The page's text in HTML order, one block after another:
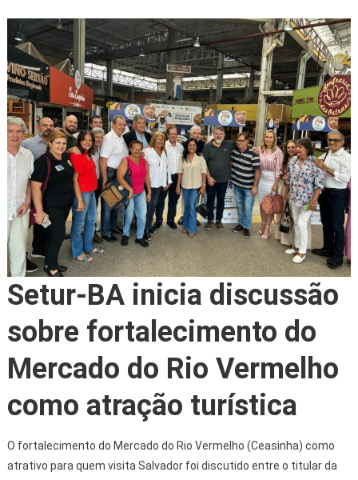
Setur-BA inicia discussão
sobre fortalecimento do
Mercado do Rio Vermelho
como atração turística
O fortalecimento do Mercado do Rio Vermelho (Ceasinha) como
atrativo para quem visita Salvador foi discutido entre o titular da